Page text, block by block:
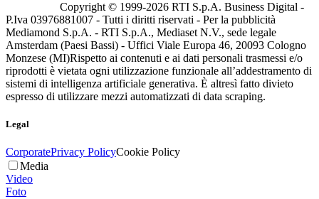
Copyright © 1999-2026 RTI S.p.A. Business Digital -
P.Iva 03976881007 - Tutti i diritti riservati - Per la pubblicità
Mediamond S.p.A. - RTI S.p.A., Mediaset N.V., sede legale
Amsterdam (Paesi Bassi) - Uffici Viale Europa 46, 20093 Cologno
Monzese (MI)Rispetto ai contenuti e ai dati personali trasmessi e/o
riprodotti è vietata ogni utilizzazione funzionale all’addestramento di
sistemi di intelligenza artificiale generativa. È altresì fatto divieto
espresso di utilizzare mezzi automatizzati di data scraping.
Legal
CorporatePrivacy PolicyCookie Policy
Media
Video
Foto